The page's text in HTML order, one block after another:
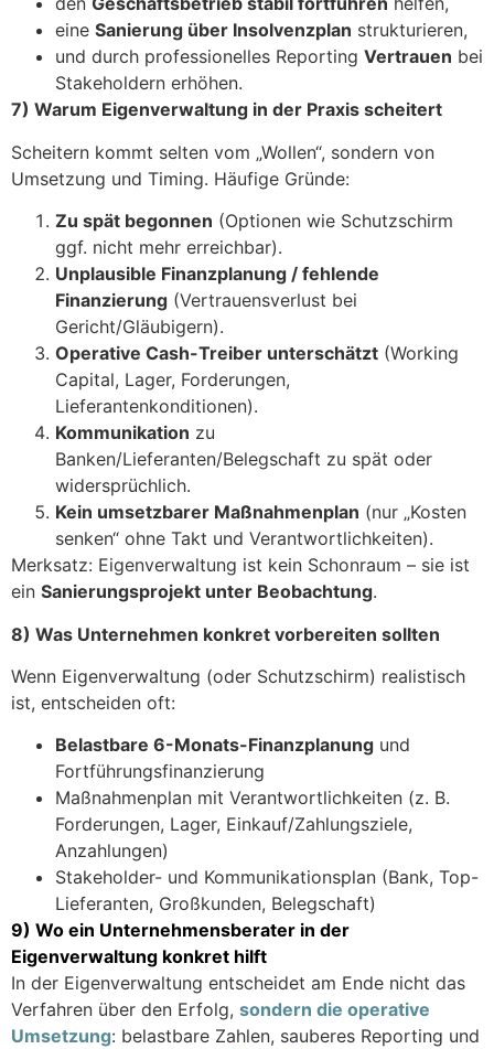
eine Sanierung über Insolvenzplan strukturieren,
und durch professionelles Reporting Vertrauen bei
Stakeholdern erhöhen.
7) Warum Eigenverwaltung in der Praxis scheitert
Scheitern kommt selten vom „Wollen“, sondern von
Umsetzung und Timing. Häufige Gründe:
Zu spät begonnen (Optionen wie Schutzschirm
ggf. nicht mehr erreichbar).
Unplausible Finanzplanung / fehlende
Finanzierung (Vertrauensverlust bei
Gericht/Gläubigern).
Operative Cash-Treiber unterschätzt (Working
Capital, Lager, Forderungen,
Lieferantenkonditionen).
Kommunikation zu
Banken/Lieferanten/Belegschaft zu spät oder
widersprüchlich.
Kein umsetzbarer Maßnahmenplan (nur „Kosten
senken“ ohne Takt und Verantwortlichkeiten).
Merksatz: Eigenverwaltung ist kein Schonraum – sie ist
ein Sanierungsprojekt unter Beobachtung.
8) Was Unternehmen konkret vorbereiten sollten
Wenn Eigenverwaltung (oder Schutzschirm) realistisch
ist, entscheiden oft:
Belastbare 6-Monats-Finanzplanung und
Fortführungsfinanzierung
Maßnahmenplan mit Verantwortlichkeiten (z. B.
Forderungen, Lager, Einkauf/Zahlungsziele,
Anzahlungen)
Stakeholder- und Kommunikationsplan (Bank, Top-
Lieferanten, Großkunden, Belegschaft)
9) Wo ein Unternehmensberater in der
Eigenverwaltung konkret hilft
In der Eigenverwaltung entscheidet am Ende nicht das
Verfahren über den Erfolg, sondern die operative
Umsetzung: belastbare Zahlen, sauberes Reporting und